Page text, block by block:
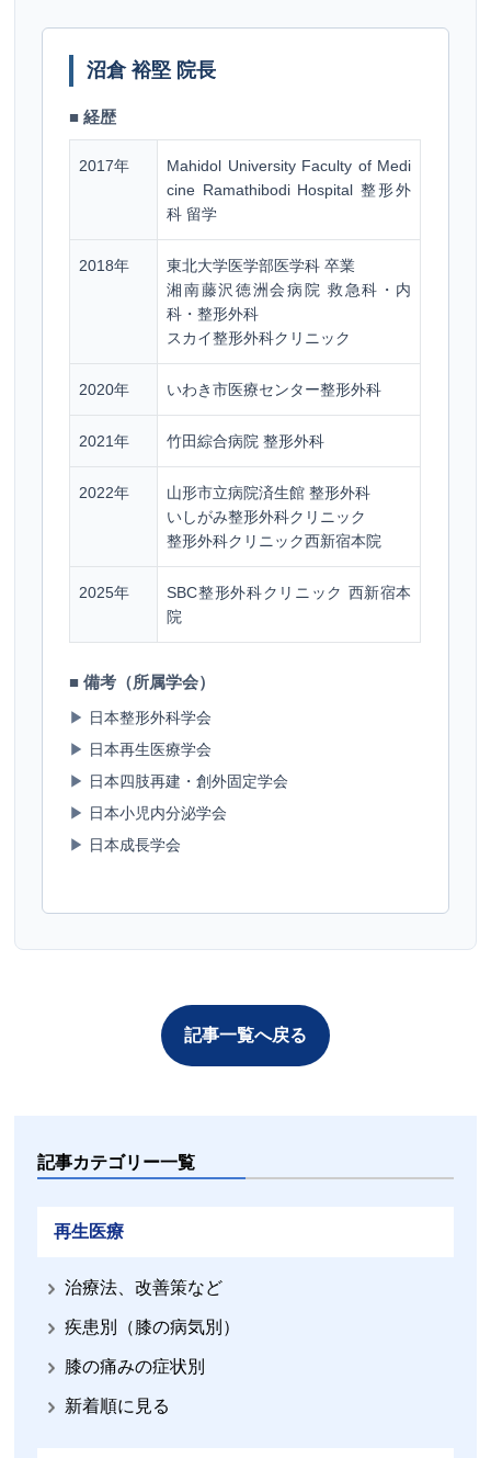
沼倉 裕堅 院長
■ 経歴
2017年
Mahidol University Faculty of Medi
cine Ramathibodi Hospital 整形外
科 留学
2018年
東北大学医学部医学科 卒業
湘南藤沢徳洲会病院 救急科・内
科・整形外科
スカイ整形外科クリニック
2020年 いわき市医療センター整形外科
2021年 竹田綜合病院 整形外科
2022年
山形市立病院済生館 整形外科
いしがみ整形外科クリニック
整形外科クリニック西新宿本院
2025年
SBC整形外科クリニック 西新宿本
院
■ 備考（所属学会）
▶ 日本整形外科学会
▶ 日本再生医療学会
▶ 日本四肢再建・創外固定学会
▶ 日本小児内分泌学会
▶ 日本成長学会
記事一覧へ戻る
記事カテゴリー一覧
再生医療
治療法、改善策など
疾患別（膝の病気別）
膝の痛みの症状別
新着順に見る